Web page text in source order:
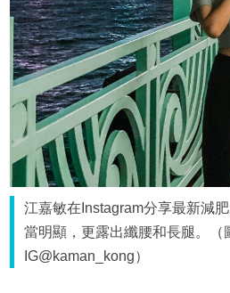
江嘉敏在Instagram分享最新減
當明顯，更露出纖腰和長腿。（
IG@kaman_kong）